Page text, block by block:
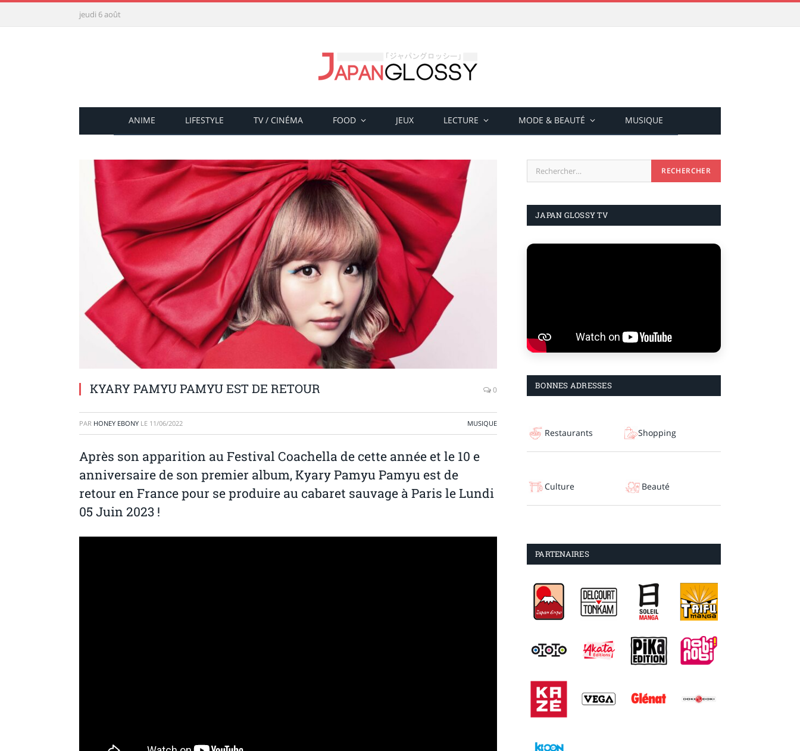
jeudi 6 août
ANIME LIFESTYLE TV / CINÉMA FOOD JEUX LECTURE MODE & BEAUTÉ MUSIQUE
KYARY PAMYU PAMYU EST DE RETOUR 0
PAR HONEY EBONY LE 11/06/2022 MUSIQUE
Après son apparition au Festival Coachella de cette année et le 10 e
anniversaire de son premier album, Kyary Pamyu Pamyu est de
retour en France pour se produire au cabaret sauvage à Paris le Lundi
05 Juin 2023 !
JAPAN GLOSSY TV
BONNES ADRESSES
Restaurants Shopping
Culture Beauté
PARTENAIRES